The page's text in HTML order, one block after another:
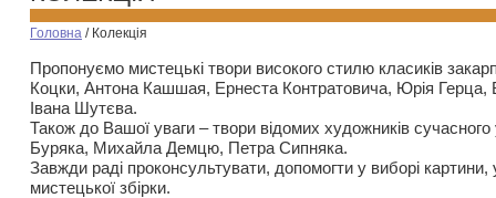
Головна / Колекція
Пропонуємо мистецькі твори високого стилю класиків
Коцки, Антона Кашшая, Ернеста Контратовича, Юрія
Івана Шутєва.
Також до Вашої уваги – твори відомих художників
Буряка, Михайла Демцю, Петра Сипняка.
Завжди раді проконсультувати, допомогти у виборі картини,
мистецької збірки.